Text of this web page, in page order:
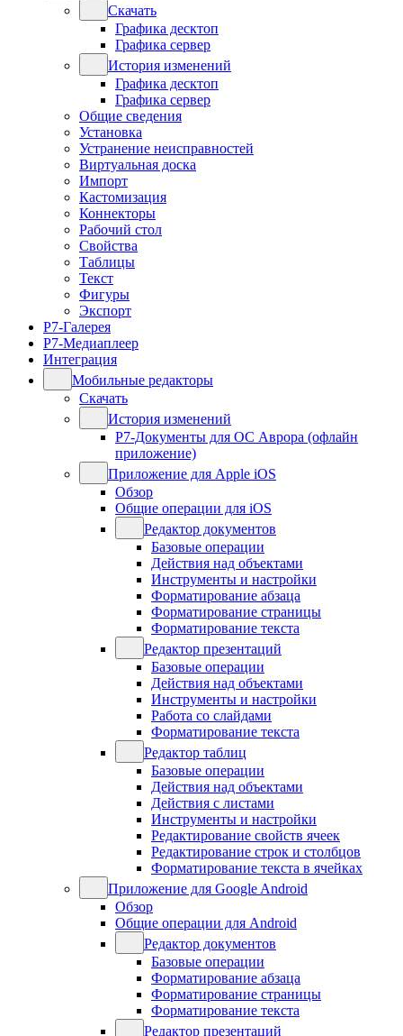
Скачать
Графика десктоп
Графика сервер
История изменений
Графика десктоп
Графика сервер
Общие сведения
Установка
Устранение неисправностей
Виртуальная доска
Импорт
Кастомизация
Коннекторы
Рабочий стол
Свойства
Таблицы
Текст
Фигуры
Экспорт
Р7-Галерея
Р7-Медиаплеер
Интеграция
Мобильные редакторы
Скачать
История изменений
Р7-Документы для ОС Аврора (офлайн
приложение)
Приложение для Apple iOS
Обзор
Общие операции для iOS
Редактор документов
Базовые операции
Действия над объектами
Инструменты и настройки
Форматирование абзаца
Форматирование страницы
Форматирование текста
Редактор презентаций
Базовые операции
Действия над объектами
Инструменты и настройки
Работа со слайдами
Форматирование текста
Редактор таблиц
Базовые операции
Действия над объектами
Действия с листами
Инструменты и настройки
Редактирование свойств ячеек
Редактирование строк и столбцов
Форматирование текста в ячейках
Приложение для Google Android
Обзор
Общие операции для Android
Редактор документов
Базовые операции
Форматирование абзаца
Форматирование страницы
Форматирование текста
Редактор презентаций